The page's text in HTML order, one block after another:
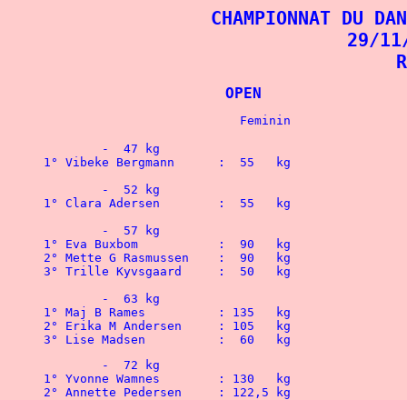
CHAMPIONNAT DU
29/
1° Vibeke Bergmann	:  55   kg
1° Clara Adersen	:  55   kg
2° Mette G Rasmussen	:  90   kg
3° Trille Kyvsgaard	:  50   kg
2° Erika M Andersen	: 105   kg
3° Lise Madsen		:  60   kg